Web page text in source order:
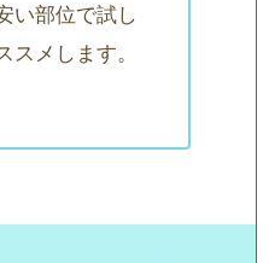
い部位で試し
スメします。